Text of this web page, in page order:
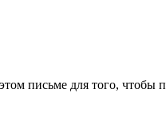
письме для того, чтобы